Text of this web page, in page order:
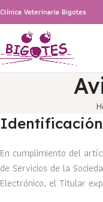
Clínica Veterinaria Bigotes
En cumplimiento del
de Servicios de la
Electrónico, el Titular